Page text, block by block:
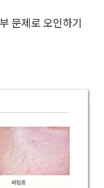
문제로 오인하기